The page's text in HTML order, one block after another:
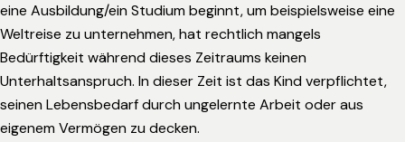
eine Ausbildung/ein Studium beginnt, um beispielsweise eine
Weltreise zu unternehmen, hat rechtlich mangels
Bedürftigkeit während dieses Zeitraums keinen
Unterhaltsanspruch. In dieser Zeit ist das Kind verpflichtet,
seinen Lebensbedarf durch ungelernte Arbeit oder aus
eigenem Vermögen zu decken.